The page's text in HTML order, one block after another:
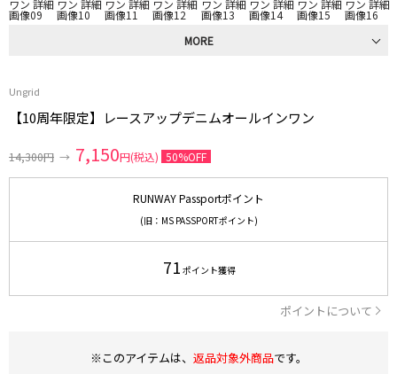
MORE
Ungrid
【10周年限定】レースアップデニムオールインワン
14,300円 → 7,150円(税込) 50%OFF
RUNWAY Passportポイント
(旧：MS PASSPORTポイント)
71 ポイント獲得
ポイントについて
※このアイテムは、 返品対象外商品です。